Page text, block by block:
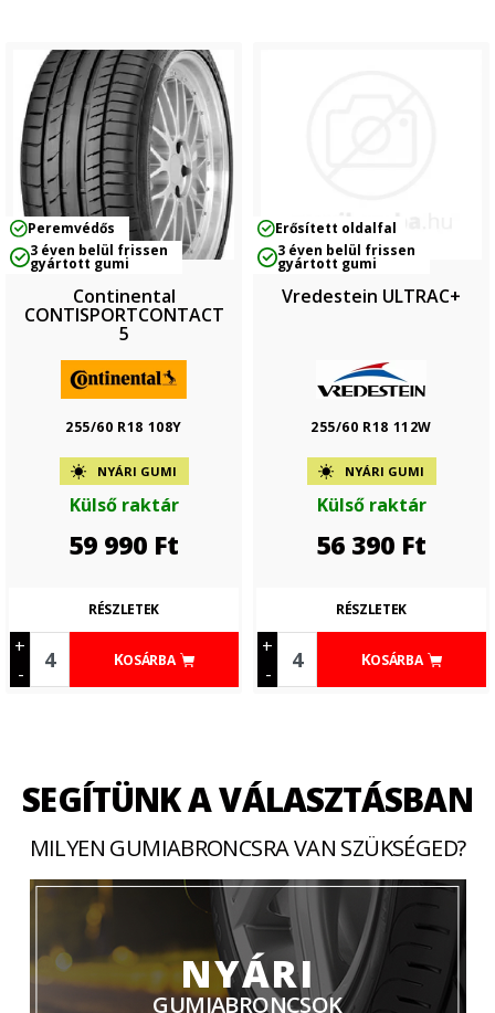
Peremvédős
3 éven belül frissen
gyártott gumi
Continental
CONTISPORTCONTACT
5
255/60 R18 108Y
NYÁRI GUMI
Külső raktár
59 990 Ft
+
-
KOSÁRBA
RÉSZLETEK
Erősített oldalfal
3 éven belül frissen
gyártott gumi
Vredestein ULTRAC+
255/60 R18 112W
NYÁRI GUMI
Külső raktár
56 390 Ft
+
-
KOSÁRBA
RÉSZLETEK
SEGÍTÜNK A VÁLASZTÁSBAN
MILYEN GUMIABRONCSRA VAN SZÜKSÉGED?
NYÁRI
GUMIABRONCSOK